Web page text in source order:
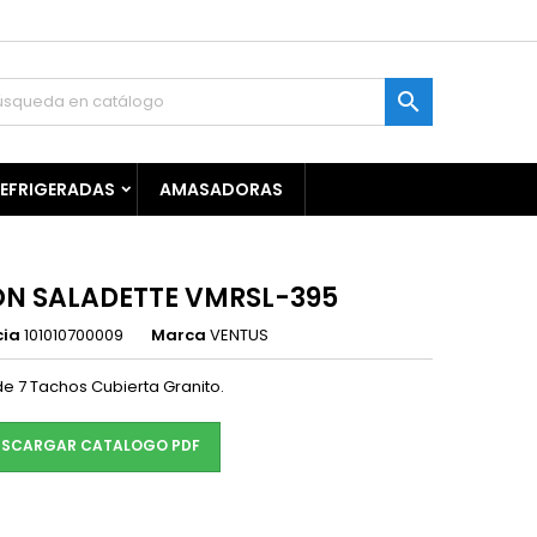

AMASADORAS
SALADETTE VMRSL-395
101010700009 Marca VENTUS
7 Tachos Cubierta Granito.
CATALOGO PDF